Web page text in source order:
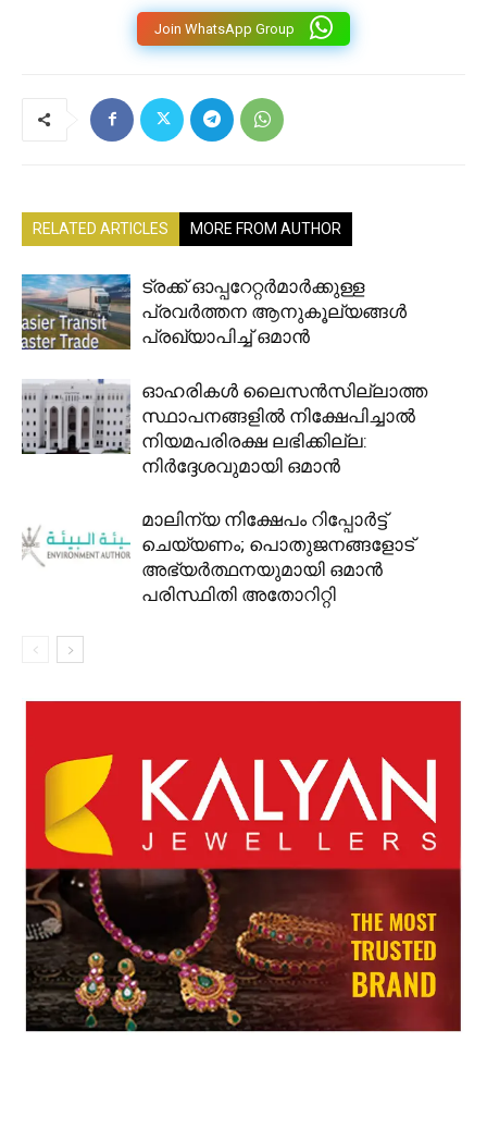
Join WhatsApp Group
RELATED ARTICLES MORE FROM AUTHOR
ട്രക്ക് ഓപ്പറേറ്റർമാർക്കുള്ള
പ്രവർത്തന ആനുകൂല്യങ്ങൾ
പ്രഖ്യാപിച്ച് ഒമാൻ
ഓഹരികൾ ലൈസൻസില്ലാത്ത
സ്ഥാപനങ്ങളിൽ നിക്ഷേപിച്ചാൽ
നിയമപരിരക്ഷ ലഭിക്കില്ല:
നിർദ്ദേശവുമായി ഒമാൻ
മാലിന്യ നിക്ഷേപം റിപ്പോർട്ട്
ചെയ്യണം; പൊതുജനങ്ങളോട്
അഭ്യർത്ഥനയുമായി ഒമാൻ
പരിസ്ഥിതി അതോറിറ്റി